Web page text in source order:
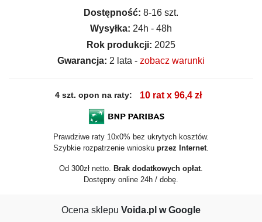
Dostępność: 8-16 szt.
Wysyłka: 24h - 48h
Rok produkcji: 2025
Gwarancja: 2 lata - zobacz warunki
4 szt. opon na raty: 10 rat x 96,4 zł
Prawdziwe raty 10x0% bez ukrytych kosztów.
Szybkie rozpatrzenie wniosku przez Internet
Od 300zł netto. Brak dodatkowych opłat
Dostępny online 24h / dobę.
Ocena sklepu Voida.pl w Google